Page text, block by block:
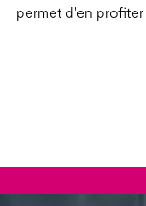
permet d'en